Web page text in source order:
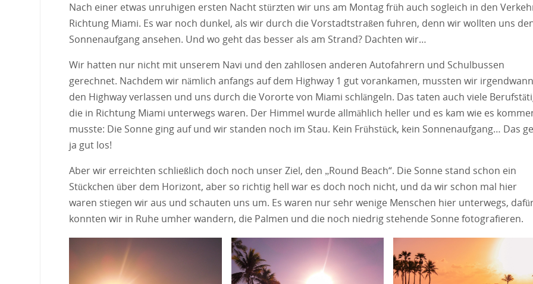
Nach einer etwas unruhigen ersten Nacht stürzten wir uns am Montag früh auch sogleich in den
Richtung Miami. Es war noch dunkel, als wir durch die Vorstadtstraßen fuhren, denn wir wollten uns
Sonnenaufgang ansehen. Und wo geht das besser als am Strand? Dachten wir…
Wir hatten nur nicht mit unserem Navi und den zahllosen anderen Autofahrern und Schulbussen
gerechnet. Nachdem wir nämlich anfangs auf dem Highway 1 gut vorankamen, mussten wir irgendwann
den Highway verlassen und uns durch die Vororte von Miami schlängeln. Das taten auch viele
die in Richtung Miami unterwegs waren. Der Himmel wurde allmählich heller und es kam wie es
musste: Die Sonne ging auf und wir standen noch im Stau. Kein Frühstück, kein Sonnenaufgang… Das
ja gut los!
Aber wir erreichten schließlich doch noch unser Ziel, den „Round Beach“. Die Sonne stand schon ein
Stückchen über dem Horizont, aber so richtig hell war es doch noch nicht, und da wir schon mal hier
waren stiegen wir aus und schauten uns um. Es waren nur sehr wenige Menschen hier unterwegs,
konnten wir in Ruhe umher wandern, die Palmen und die noch niedrig stehende Sonne fotografieren.